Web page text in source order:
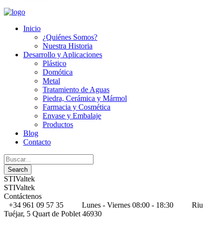
Inicio
¿Quiénes Somos?
Nuestra Historia
Desarrollo y Aplicaciones
Plástico
Domótica
Metal
Tratamiento de Aguas
Piedra, Cerámica y Mármol
Farmacia y Cosmética
Envase y Embalaje
Productos
Blog
Contacto
STIValtek
STIValtek
Contáctenos
+34 961 09 57 35
Lunes - Viernes 08:00 - 18:30
Riu
Tuéjar, 5 Quart de Poblet 46930